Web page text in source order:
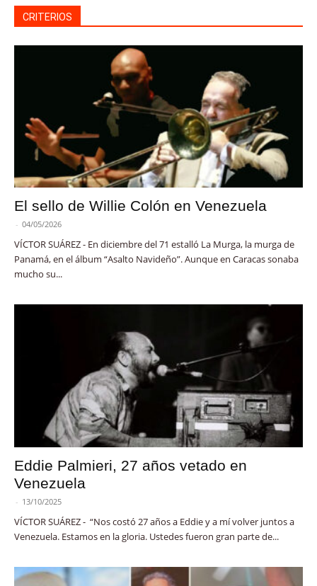
CRITERIOS
El sello de Willie Colón en Venezuela
- 04/05/2026
VÍCTOR SUÁREZ - En diciembre del 71 estalló La Murga, la murga de
Panamá, en el álbum “Asalto Navideño”. Aunque en Caracas sonaba
mucho su...
Eddie Palmieri, 27 años vetado en
Venezuela
- 13/10/2025
VÍCTOR SUÁREZ - “Nos costó 27 años a Eddie y a mí volver juntos a
Venezuela. Estamos en la gloria. Ustedes fueron gran parte de...